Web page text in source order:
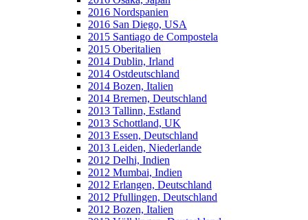
2016 Nordspanien
2016 San Diego, USA
2015 Santiago de Compostela
2015 Oberitalien
2014 Dublin, Irland
2014 Ostdeutschland
2014 Bozen, Italien
2014 Bremen, Deutschland
2013 Tallinn, Estland
2013 Schottland, UK
2013 Essen, Deutschland
2013 Leiden, Niederlande
2012 Delhi, Indien
2012 Mumbai, Indien
2012 Erlangen, Deutschland
2012 Pfullingen, Deutschland
2012 Bozen, Italien